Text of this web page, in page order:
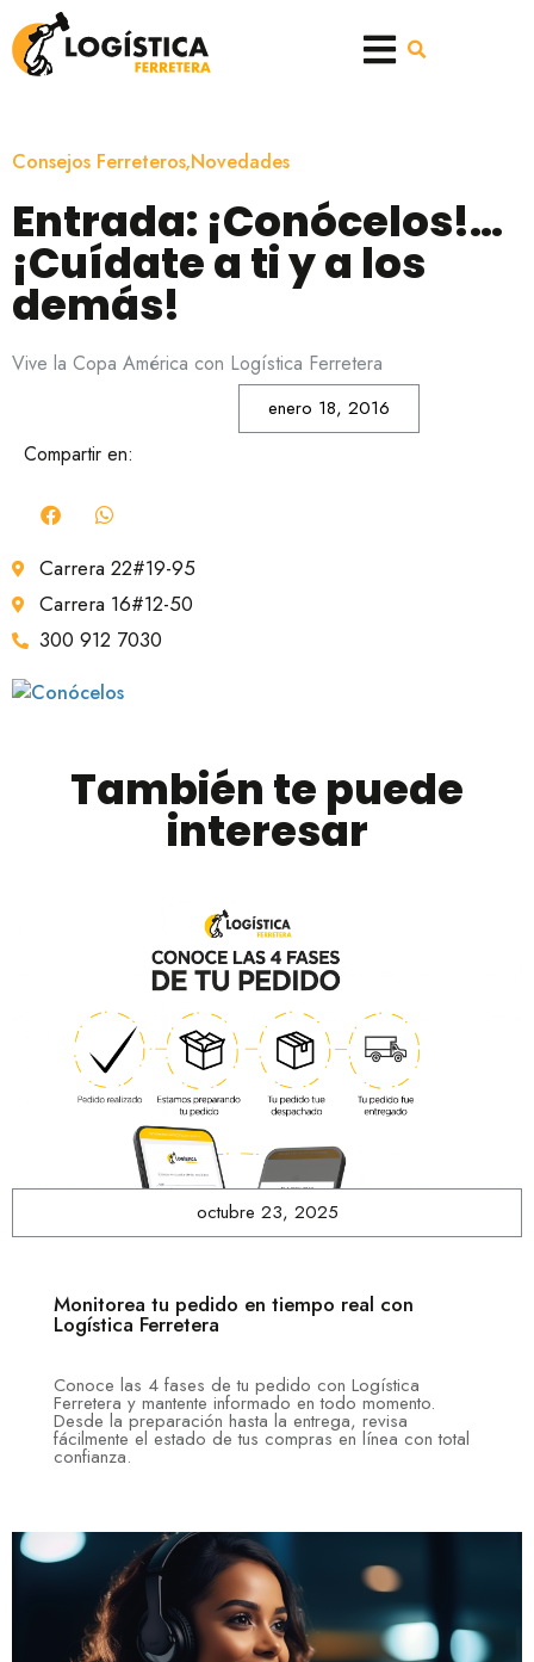
Consejos Ferreteros,Novedades
Entrada: ¡Conócelos!…
¡Cuídate a ti y a los
demás!
Vive la Copa América con Logística Ferretera
enero 18, 2016
Compartir en:
Carrera 22#19-95
Carrera 16#12-50
300 912 7030
También te puede
interesar
octubre 23, 2025
Monitorea tu pedido en tiempo real con
Logística Ferretera
Conoce las 4 fases de tu pedido con Logística
Ferretera y mantente informado en todo momento.
Desde la preparación hasta la entrega, revisa
fácilmente el estado de tus compras en línea con total
confianza.